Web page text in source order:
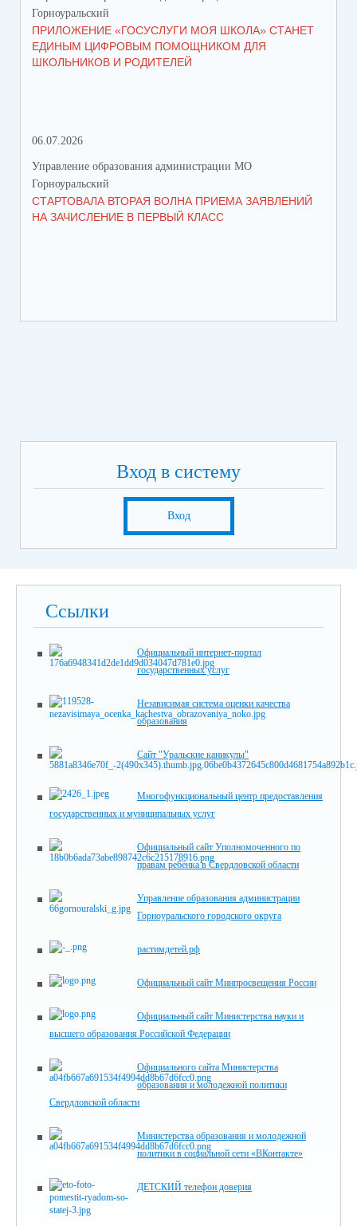
Горноуральский
ПРИЛОЖЕНИЕ «ГОСУСЛУГИ МОЯ ШКОЛА» СТАНЕТ
ЕДИНЫМ ЦИФРОВЫМ ПОМОЩНИКОМ ДЛЯ
ШКОЛЬНИКОВ И РОДИТЕЛЕЙ
06.07.2026
Управление образования администрации МО
Горноуральский
СТАРТОВАЛА ВТОРАЯ ВОЛНА ПРИЕМА ЗАЯВЛЕНИЙ
НА ЗАЧИСЛЕНИЕ В ПЕРВЫЙ КЛАСС
Вход в систему
Вход
Ссылки
Официальный интернет-портал
государственных услуг
Независимая система оценки качества
образования
Сайт "Уральские каникулы"
Многофункциональный центр предоставления
государственных и муниципальных услуг
Официальный сайт Уполномоченного по
правам ребёнка в Свердловской области
Управление образования администрации
Горноуральского городского округа
растимдетей.рф
Официальный сайт Минпросвещения России
Официальный сайт Министерства науки и
высшего образования Российской Федерации
Официального сайта Министерства
образования и молодежной политики
Свердловской области
Министерства образования и молодежной
политики в социальной сети «ВКонтакте»
ДЕТСКИЙ телефон доверия